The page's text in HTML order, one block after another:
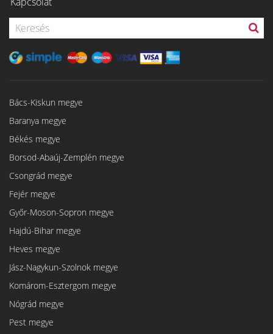
Bács-Kiskun megye
Baranya megye
Békés megye
Borsod-Abaúj-Zemplén megye
Csongrád megye
Fejér megye
Győr-Moson-Sopron megye
Hajdú-Bihar megye
Heves megye
Jász-Nagykun-Szolnok megye
Komárom-Esztergom megye
Nógrád megye
Pest megye